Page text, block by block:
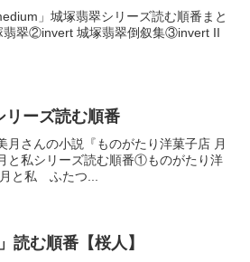
」城塚翡翠シリーズ読む順番まと
翡翠②invert 城塚翡翠倒叙集③invert II
リーズ読む順番
さんの小説『ものがたり洋菓子店 月
と私シリーズ読む順番①ものがたり洋
と私 ふたつ...
読む順番【桜人】